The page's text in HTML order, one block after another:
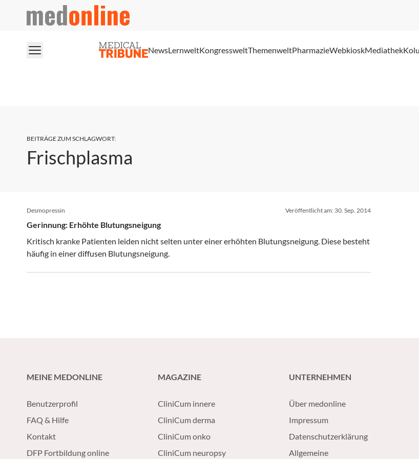
medonline
NewsLernweltKongressweltThemenweltPharmazieWebkioskMediathek
BEITRÄGE ZUM SCHLAGWORT:
Frischplasma
Desmopressin Veröffentlicht am: 30. Sep. 2014
Gerinnung: Erhöhte Blutungsneigung
Kritisch kranke Patienten leiden nicht selten unter einer erhöhten Blutungsneigung. Diese besteht
häufig in einer diffusen Blutungsneigung.
MEINE MEDONLINE
Benutzerprofil
FAQ & Hilfe
Kontakt
DFP Fortbildung online
MAGAZINE
CliniCum innere
CliniCum derma
CliniCum onko
CliniCum neuropsy
UNTERNEHMEN
Über medonline
Impressum
Datenschutzerklärung
Allgemeine